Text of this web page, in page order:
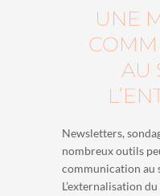
UNE
AU
Newsletters,
nombreux outils
communication au
L’externalisation